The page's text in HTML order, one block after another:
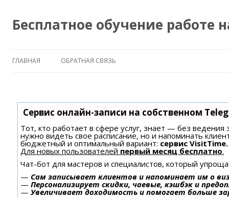
Бесплатное обучение работе
ГЛАВНАЯ ОБРАТНАЯ СВЯЗЬ
Сервис онлайн-записи на собственном
Тот, кто работает в сфере услуг, знает — без ведения
нужно видеть свое расписание, но и напоминать
бюджетный и оптимальный вариант: сервис VisitTime.
Для новых пользователей первый месяц бесплатно.
Чат-бот для мастеров и специалистов, который
— Сам записывает клиентов и напоминает им о
— Персонализирует скидки, чаевые, кэшбэк и
— Увеличивает доходимость и помогает больше